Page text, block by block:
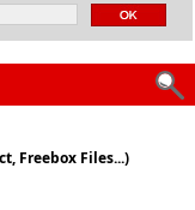
Freebox Files...)